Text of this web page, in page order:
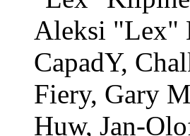
Aleksi "Lex"
CapadY,
Fiery, Gary
Huw, Jan-